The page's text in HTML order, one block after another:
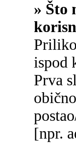
» Što
ispod
Prva
[npr.